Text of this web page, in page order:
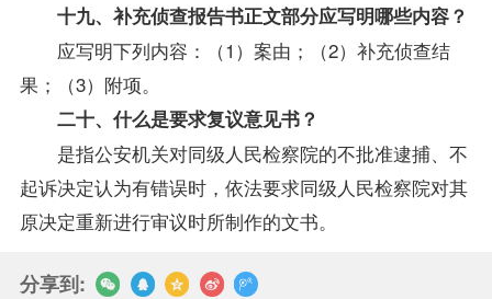
十九、补充侦查报告书正文部分应写明哪些内容？
应写明下列内容：（1）案由；（2）补充侦查结
果；（3）附项。
二十、什么是要求复议意见书？
是指公安机关对同级人民检察院的不批准逮捕、不
起诉决定认为有错误时，依法要求同级人民检察院对其
原决定重新进行审议时所制作的文书。
分享到: